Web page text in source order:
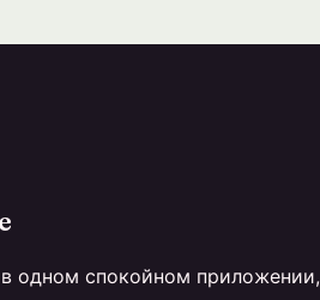
одном спокойном приложении,